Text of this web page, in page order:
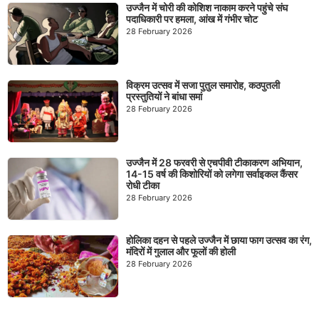
उज्जैन में चोरी की कोशिश नाकाम करने पहुंचे संघ
पदाधिकारी पर हमला, आंख में गंभीर चोट
28 February 2026
विक्रम उत्सव में सजा पुतुल समारोह, कठपुतली
प्रस्तुतियों ने बांधा समां
28 February 2026
उज्जैन में 28 फरवरी से एचपीवी टीकाकरण अभियान,
14-15 वर्ष की किशोरियों को लगेगा सर्वाइकल कैंसर
रोधी टीका
28 February 2026
होलिका दहन से पहले उज्जैन में छाया फाग उत्सव का रंग,
मंदिरों में गुलाल और फूलों की होली
28 February 2026